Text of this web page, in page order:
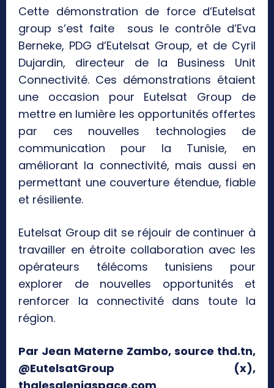
Cette démonstration de force d’Eutelsat
group s’est faite sous le contrôle d’Eva
Berneke, PDG d’Eutelsat Group, et de Cyril
Dujardin, directeur de la Business Unit
Connectivité. Ces démonstrations étaient
une occasion pour Eutelsat Group de
mettre en lumière les opportunités offertes
par ces nouvelles technologies de
communication pour la Tunisie, en
améliorant la connectivité, mais aussi en
permettant une couverture étendue, fiable
et résiliente.
Eutelsat Group dit se réjouir de continuer à
travailler en étroite collaboration avec les
opérateurs télécoms tunisiens pour
explorer de nouvelles opportunités et
renforcer la connectivité dans toute la
région.
Par Jean Materne Zambo, source thd.tn,
@EutelsatGroup (x),